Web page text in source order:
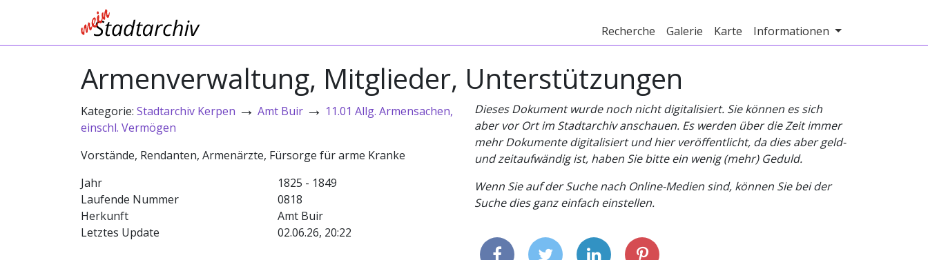
Recherche Galerie Karte Informationen
Armenverwaltung, Mitglieder, Unterstützungen
Kategorie: Stadtarchiv Kerpen → Amt Buir → 11.01 Allg. Armensachen,
einschl. Vermögen
Vorstände, Rendanten, Armenärzte, Fürsorge für arme Kranke
Jahr
1825 - 1849
Laufende Nummer
0818
Herkunft
Amt Buir
Letztes Update
02.06.26, 20:22
Dieses Dokument wurde noch nicht digitalisiert. Sie können es sich
aber vor Ort im Stadtarchiv anschauen. Es werden über die Zeit immer
mehr Dokumente digitalisiert und hier veröffentlicht, da dies aber geld-
und zeitaufwändig ist, haben Sie bitte ein wenig (mehr) Geduld.
Wenn Sie auf der Suche nach Online-Medien sind, können Sie bei der
Suche dies ganz einfach einstellen.